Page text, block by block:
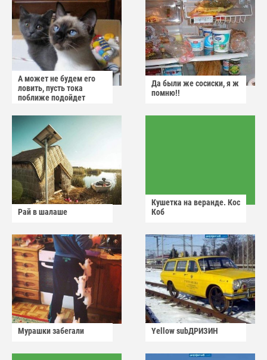
А может не будем его
ловить, пусть тока
поближе подойдет
Да были же сосиски, я ж
помню!!
Рай в шалаше
Кушетка на веранде. Кос
Коб
Мурашки забегали Yellow subДРИЗИН